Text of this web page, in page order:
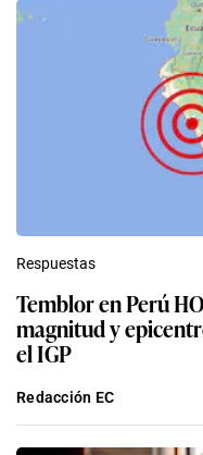
Respuestas
Temblor en Perú
magnitud y
el IGP
Redacción EC